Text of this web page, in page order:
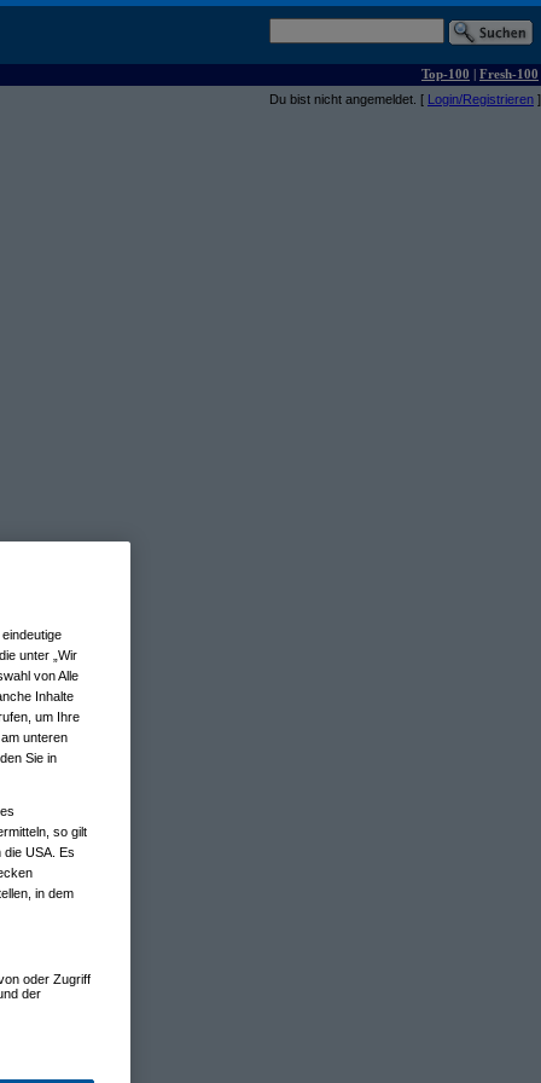
Top-100 | Fresh-100
Du bist nicht angemeldet. [ Login/Registrieren ]
unter „Wir
von Alle
Inhalte
um Ihre
unteren
Sie in
so gilt
die USA. Es
in dem
oder Zugriff
der